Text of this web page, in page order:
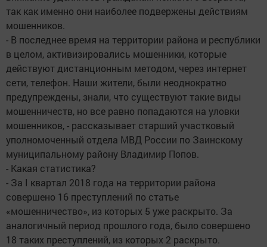
так как именно они наиболее подвержены действиям
мошенников.
- В последнее время на территории района и республики
в целом, активизировались мошенники, которые
действуют дистанционным методом, через интернет
сети, телефон. Наши жители, были неоднократно
предупреждены, знали, что существуют такие виды
мошенничеств, но все равно попадаются на уловки
мошенников, - рассказывает старший участковый
уполномоченный отдела МВД России по Заинскому
муниципальному району Владимир Попов.
- Какая статистика?
- За I квартал 2018 года на территории района
совершено 16 преступлений по статье
«мошенничество», из которых 5 уже раскрыто. За
аналогичный период прошлого года, было совершено
18 таких преступлений, из которых 2 раскрыто.